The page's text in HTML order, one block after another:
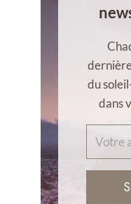
du
dans